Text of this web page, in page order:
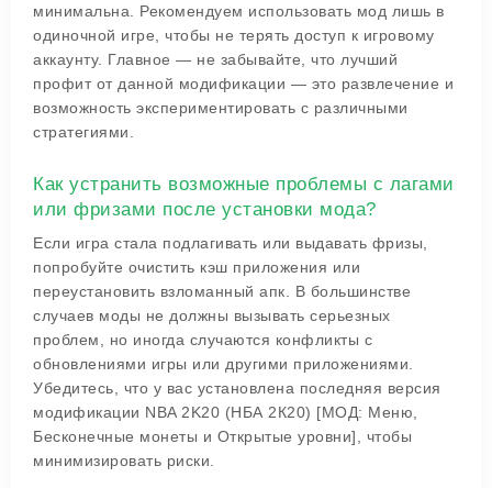
минимальна. Рекомендуем использовать мод лишь в
одиночной игре, чтобы не терять доступ к игровому
аккаунту. Главное — не забывайте, что лучший
профит от данной модификации — это развлечение и
возможность экспериментировать с различными
стратегиями.
Как устранить возможные проблемы с лагами
или фризами после установки мода?
Если игра стала подлагивать или выдавать фризы,
попробуйте очистить кэш приложения или
переустановить взломанный апк. В большинстве
случаев моды не должны вызывать серьезных
проблем, но иногда случаются конфликты с
обновлениями игры или другими приложениями.
Убедитесь, что у вас установлена последняя версия
модификации NBA 2K20 (НБА 2К20) [МОД: Меню,
Бесконечные монеты и Открытые уровни], чтобы
минимизировать риски.